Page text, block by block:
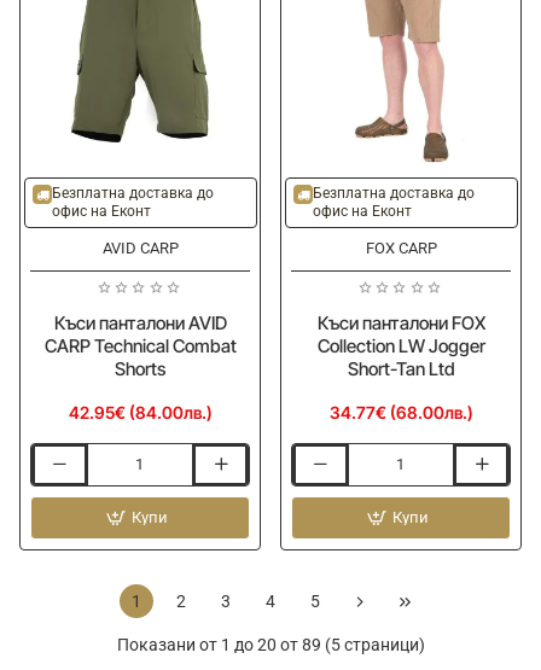
Безплатна доставка до
офис на Еконт
AVID CARP
Къси панталони AVID
CARP Technical Combat
Shorts
42.95€ (84.00лв.)
панталони
CARP
Купи
Безплатна доставка до
офис на Еконт
FOX CARP
Къси панталони FOX
Collection LW Jogger
Short-Tan Ltd
34.77€ (68.00лв.)
панталони
Collection
Short-
Tan
Ltd
Купи
1 2 3 4 5
Показани от 1 до 20 от 89 (5 страници)